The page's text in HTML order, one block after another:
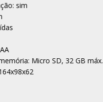
sim
Micro SD, 32 GB máx.